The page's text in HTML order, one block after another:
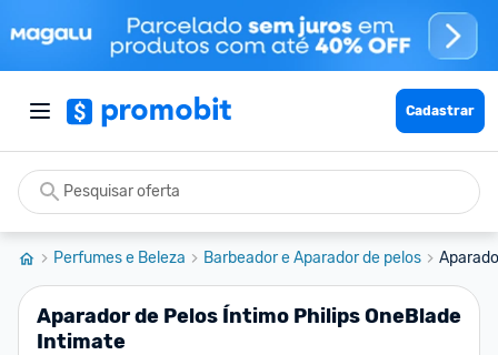
Cadastrar
Perfumes e Beleza Barbeador e Aparador de pelos
Aparador de Pelos Íntimo Philips OneBlade
Intimate